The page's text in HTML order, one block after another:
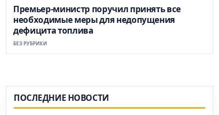
Премьер-министр поручил принять все
необходимые меры для недопущения
дефицита топлива
БЕЗ РУБРИКИ
ПОСЛЕДНИЕ НОВОСТИ